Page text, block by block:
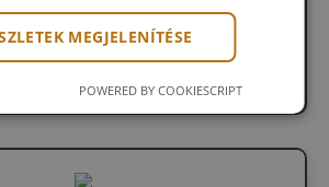
1500 TOPS edge
Dual mód
MEGJELENÍTÉSE
POWERED BY COOKIESCRIPT